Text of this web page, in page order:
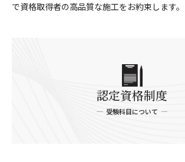
で資格取得者の高品質な施工をお約束します。
認定資格制度
受験科目について